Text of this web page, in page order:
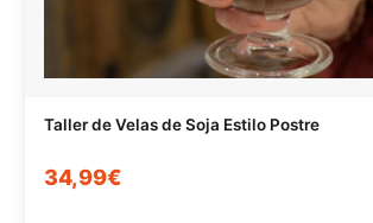
Taller de Velas de Soja Estilo Postre
34,99€